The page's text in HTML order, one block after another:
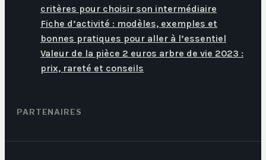
critères pour choisir son intermédiaire
Fiche d’activité : modèles, exemples et
bonnes pratiques pour aller à l’essentiel
Valeur de la pièce 2 euros arbre de vie 2023 :
prix, rareté et conseils
PARTENAIRES